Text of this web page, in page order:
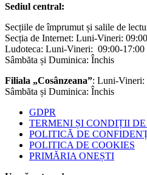
Sediul central:
Secțiile de împrumut și salile de
Secția de Internet: Luni-Vineri:
Ludoteca: Luni-Vineri: 09:00-17:00
Sâmbăta și Duminica: Închis
Filiala „Cosânzeana”: Luni-Vineri:
Sâmbăta și Duminica: Închis
GDPR
TERMENI ȘI CONDIȚII
POLITICĂ DE
POLITICA DE COOKIES
PRIMĂRIA ONEȘTI